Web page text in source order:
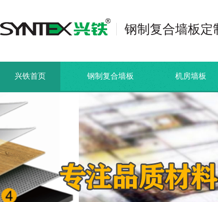
钢制复合墙板定
兴铁首页 钢制复合墙板 机房墙板